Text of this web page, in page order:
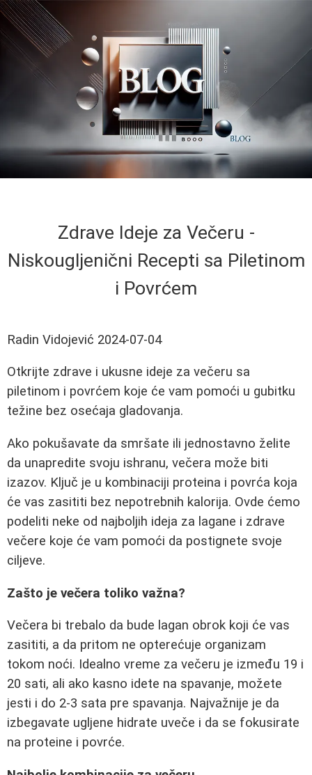
Zdrave Ideje za Večeru -
Niskougljenični Recepti sa Piletinom
i Povrćem
Radin Vidojević 2024-07-04
Otkrijte zdrave i ukusne ideje za večeru sa
piletinom i povrćem koje će vam pomoći u gubitku
težine bez osećaja gladovanja.
Ako pokušavate da smršate ili jednostavno želite
da unapredite svoju ishranu, večera može biti
izazov. Ključ je u kombinaciji proteina i povrća koja
će vas zasititi bez nepotrebnih kalorija. Ovde ćemo
podeliti neke od najboljih ideja za lagane i zdrave
večere koje će vam pomoći da postignete svoje
ciljeve.
Zašto je večera toliko važna?
Večera bi trebalo da bude lagan obrok koji će vas
zasititi, a da pritom ne opterećuje organizam
tokom noći. Idealno vreme za večeru je između 19 i
20 sati, ali ako kasno idete na spavanje, možete
jesti i do 2-3 sata pre spavanja. Najvažnije je da
izbegavate ugljene hidrate uveče i da se fokusirate
na proteine i povrće.